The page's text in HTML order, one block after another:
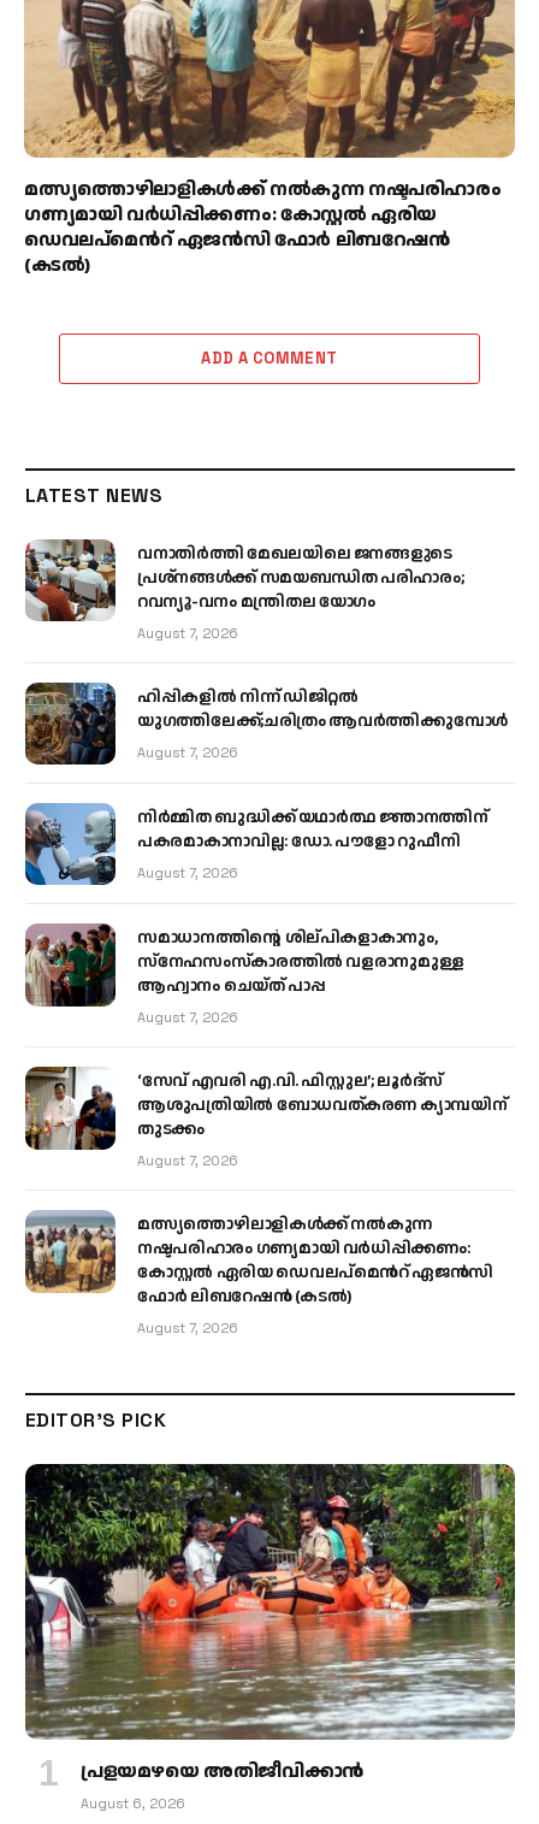
മത്സ്യത്തൊഴിലാളികള്‍ക്ക് നല്‍കുന്ന നഷ്ടപരിഹാരം
ഗണ്യമായി വര്‍ധിപ്പിക്കണം: കോസ്റ്റല്‍ ഏരിയ
ഡെവലപ്മെന്‍റ് ഏജന്‍സി ഫോര്‍ ലിബറേഷന്‍
(കടല്‍)
ADD A COMMENT
LATEST NEWS
വനാതിർത്തി മേഖലയിലെ ജനങ്ങളുടെ
പ്രശ്നങ്ങൾക്ക് സമയബന്ധിത പരിഹാരം;
റവന്യൂ-വനം മന്ത്രിതല യോഗം
August 7, 2026
ഹിപ്പികളില്‍ നിന്ന് ഡിജിറ്റല്‍
യുഗത്തിലേക്ക്;ചരിത്രം ആവര്‍ത്തിക്കുമ്പോള്‍
August 7, 2026
നിർമ്മിത ബുദ്ധിക്ക് യഥാർത്ഥ ജ്ഞാനത്തിന്
പകരമാകാനാവില്ല: ഡോ. പൗളോ റുഫീനി
August 7, 2026
സമാധാനത്തിന്റെ ശില്പികളാകാനും,
സ്നേഹസംസ്കാരത്തിൽ വളരാനുമുള്ള
ആഹ്വാനം ചെയ്ത് പാപ്പ
August 7, 2026
‘സേവ് എവരി എ.വി. ഫിസ്റ്റുല’; ലൂർദ്‌സ്
ആശുപത്രിയിൽ ബോധവത്കരണ ക്യാമ്പയിന്
തുടക്കം
August 7, 2026
മത്സ്യത്തൊഴിലാളികള്‍ക്ക് നല്‍കുന്ന
നഷ്ടപരിഹാരം ഗണ്യമായി വര്‍ധിപ്പിക്കണം:
കോസ്റ്റല്‍ ഏരിയ ഡെവലപ്മെന്‍റ് ഏജന്‍സി
ഫോര്‍ ലിബറേഷന്‍ (കടല്‍)
August 7, 2026
EDITOR'S PICK
പ്രളയമഴയെ അതിജീവിക്കാന്‍
August 6, 2026